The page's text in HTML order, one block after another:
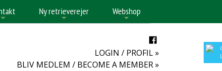
Ny retrieverejer Webshop
LOGIN / PROFIL »
BLIV MEDLEM / BECOME A MEMBER »